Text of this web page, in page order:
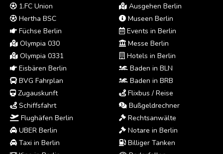
1.FC Union
Hertha BSC
Füchse Berlin
Olympia 030
Olympia 0331
Eisbären Berlin
BVG Fahrplan
Zugauskunft
Schiffsfahrt
Flughäfen Berlin
UBER Berlin
Taxi in Berlin
Ausgehen Berlin
Museen Berlin
Events in Berlin
Messe Berlin
Hotels in Berlin
Baden in BLN
Baden in BRB
Flixbus / Reise
Bußgeldrechner
Rechtsanwälte
Notare in Berlin
Billiger Tanken